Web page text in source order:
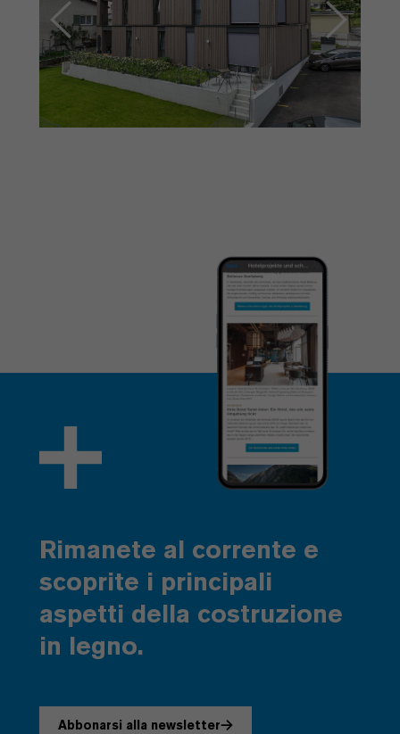
Rimanete al corrente e
scoprite i principali
aspetti della costruzione
in legno.
Abbonarsi alla newsletter